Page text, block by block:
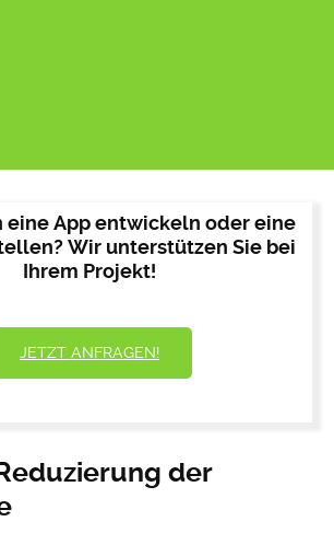
eine App entwickeln oder eine
Wir unterstützen Sie bei
Ihrem Projekt!
JETZT ANFRAGEN!
der